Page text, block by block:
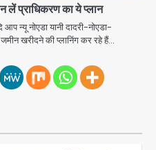
लें प्राधिकरण का ये प्लान
नोएडा यानी दादरी-नोएडा-
खरीदने की प्लानिंग कर रहे हैं…
Review: लोकेश कनगराज की
विजुअली स्ट्राइकिंग लेकिन
लेकिन कहानी अधूरी रह
Noida: फेलिक्स